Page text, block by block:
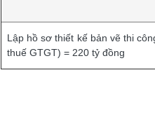
Lập hồ sơ thiết kế bản vẽ thi
thuế GTGT) = 220 tỷ đồng